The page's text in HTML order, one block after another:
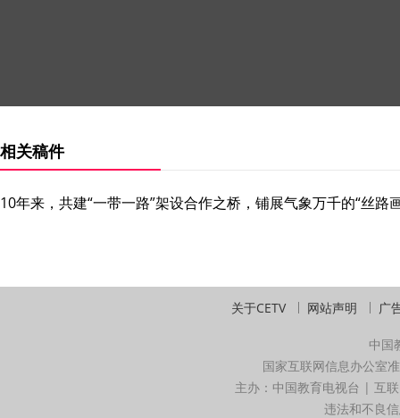
相关稿件
10年来，共建“一带一路”架设合作之桥，铺展气象万千的“丝
关于CETV 网站声明 广
中国
国家互联网信息办公室
主办：中国教育电视台 | 互
违法和不良